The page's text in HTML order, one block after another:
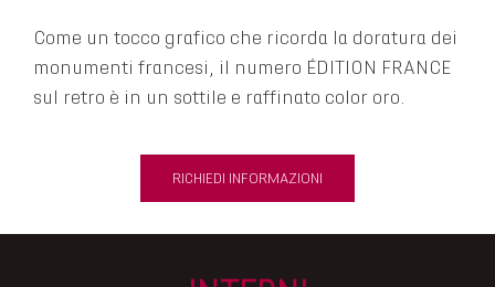
Come un tocco grafico che ricorda la doratura dei
monumenti francesi, il numero ÉDITION FRANCE
sul retro è in un sottile e raffinato color oro.
RICHIEDI INFORMAZIONI